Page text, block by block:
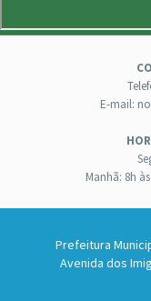
E-mail:
Manhã: 8h
Prefeitura
Avenida dos